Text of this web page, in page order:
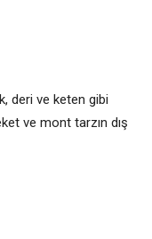
deri ve keten gibi
ve mont tarzın dış